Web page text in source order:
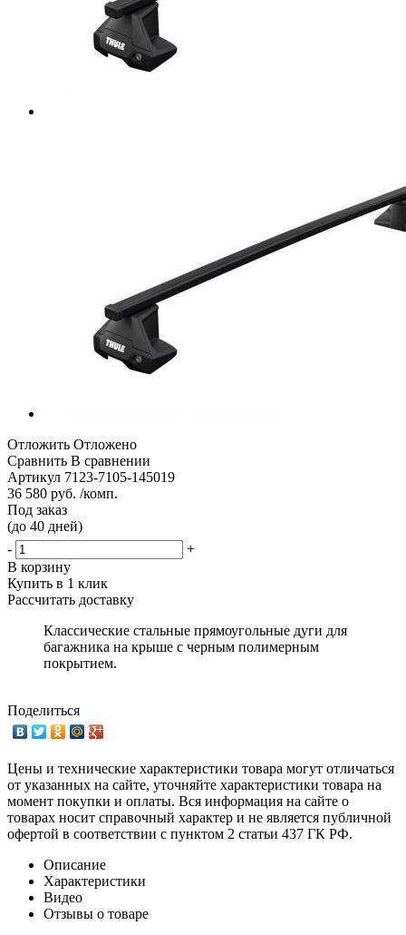
Отложить Отложено
Сравнить В сравнении
Артикул 7123-7105-145019
36 580 руб. /комп.
Под заказ
(до 40 дней)
-
+
В корзину
Купить в 1 клик
Рассчитать доставку
Классические стальные прямоугольные дуги для
багажника на крыше с черным полимерным
покрытием.
Поделиться
Цены и технические характеристики товара могут отличаться
от указанных на сайте, уточняйте характеристики товара на
момент покупки и оплаты. Вся информация на сайте о
товарах носит справочный характер и не является публичной
офертой в соответствии с пунктом 2 статьи 437 ГК РФ.
Описание
Характеристики
Видео
Отзывы о товаре